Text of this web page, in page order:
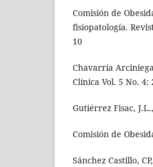
Comisión de
fisiopatología.
10
Chavarría
Clínica Vol. 5 No. 4:
Gutiérrez Fisac,
Comisión de
Sánchez Castillo,